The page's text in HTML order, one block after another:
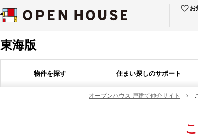
お
東海版
物件を探す 住まい探しのサポート
オープンハウス 戸建て仲介サイト